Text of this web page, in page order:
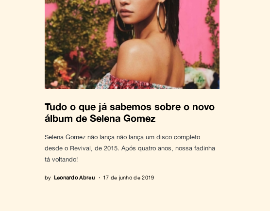
Tudo o que já sabemos sobre o novo
álbum de Selena Gomez
Selena Gomez não lança não lança um disco completo
desde o Revival, de 2015. Após quatro anos, nossa fadinha
tá voltando!
by Leonardo Abreu 17 de junho de 2019